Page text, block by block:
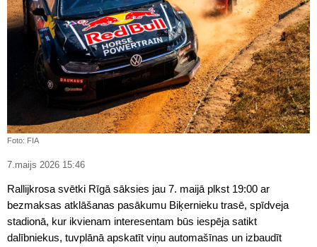
Foto: FIA
7.maijs 2026 15:46
Rallijkrosa svētki Rīgā sāksies jau 7. maijā plkst 19:00 ar
bezmaksas atklāšanas pasākumu Biķernieku trasē, spīdveja
stadionā, kur ikvienam interesentam būs iespēja satikt
dalībniekus, tuvplānā apskatīt viņu automašīnas un izbaudīt